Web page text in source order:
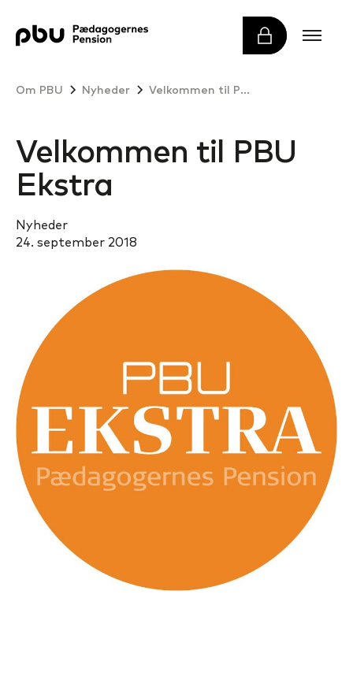
Om PBU Nyheder Velkommen til PBU Ekstra
Velkommen til PBU
Ekstra
Nyheder
24. september 2018